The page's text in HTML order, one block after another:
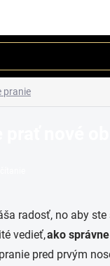
pranie
radosť, no aby
vedieť,ako
pred prvým